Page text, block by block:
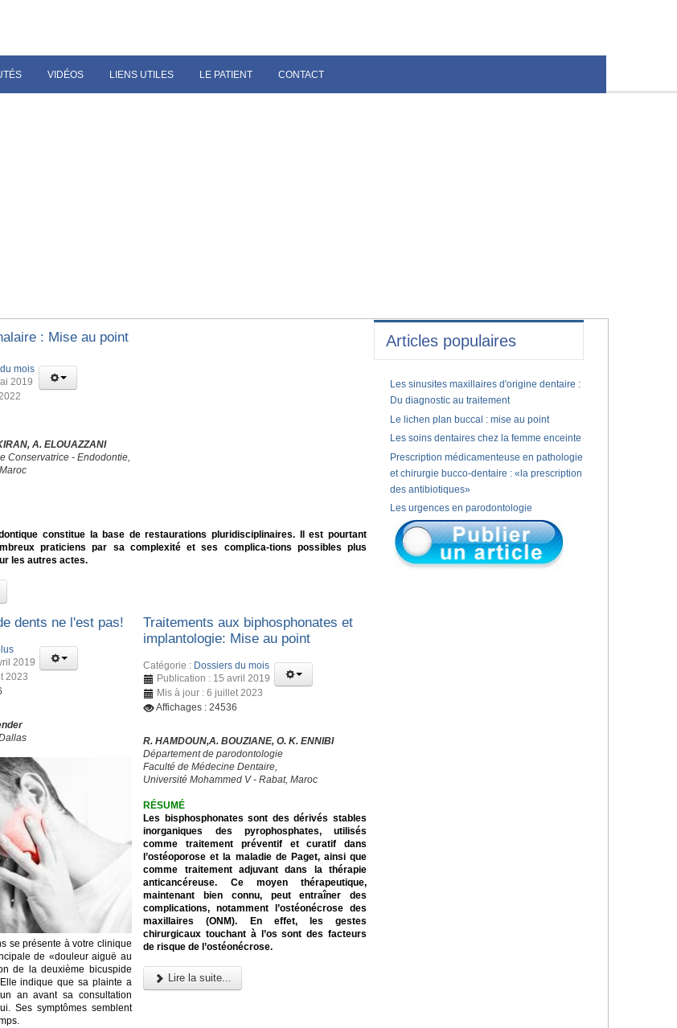
VIDÉOS LIENS UTILES LE PATIENT CONTACT
: Mise au point
mois
2019
A. ELOUAZZANI
Conservatrice - Endodontie,
constitue la base de restaurations pluridisciplinaires. Il est pourtant
praticiens par sa complexité et ses complica-tions possibles plus
les autres actes.
dents ne l'est pas!
2019
2023
se présente à votre clinique
de «douleur aiguë au
de la deuxième bicuspide
indique que sa plainte a
an avant sa consultation
Ses symptômes semblent
Traitements aux biphosphonates et
implantologie: Mise au point
Catégorie : Dossiers du mois
Publication : 15 avril 2019
Mis à jour : 6 juillet 2023
Affichages : 24536
R. HAMDOUN,A. BOUZIANE, O. K. ENNIBI
Département de parodontologie
Faculté de Médecine Dentaire,
Université Mohammed V - Rabat, Maroc
RÉSUMÉ
Les bisphosphonates sont des dérivés stables
inorganiques des pyrophosphates, utilisés
comme traitement préventif et curatif dans
l’ostéoporose et la maladie de Paget, ainsi que
comme traitement adjuvant dans la thérapie
anticancéreuse. Ce moyen thérapeutique,
maintenant bien connu, peut entraîner des
complications, notamment l’ostéonécrose des
maxillaires (ONM). En effet, les gestes
chirurgicaux touchant à l’os sont des facteurs
de risque de l’ostéonécrose.
Lire la suite...
Articles populaires
Les sinusites maxillaires d'origine dentaire :
Du diagnostic au traitement
Le lichen plan buccal : mise au point
Les soins dentaires chez la femme enceinte
Prescription médicamenteuse en pathologie
et chirurgie bucco-dentaire : «la prescription
des antibiotiques»
Les urgences en parodontologie